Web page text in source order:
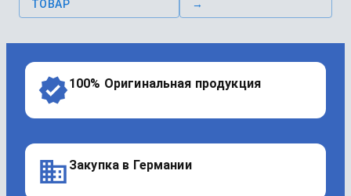
ТОВАР
→
100% Оригинальная продукция
Закупка в Германии